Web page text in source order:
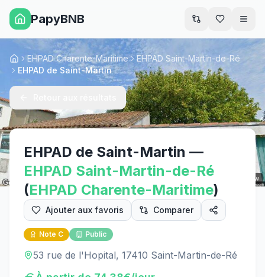
PapyBNB
Street View
AccueilEHPAD Charente-Maritime
EHPAD Saint-Martin-de-Ré
EHPAD de Saint-Martin
EHPAD de Saint-Martin —
EHPAD Saint-Martin-de-Ré
(EHPAD Charente-Maritime)
Ajouter aux favoris Comparer
Note C Public
53 rue de l'Hopital, 17410 Saint-Martin-de-Ré